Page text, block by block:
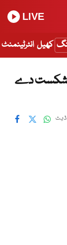
LIVE
کھیل انٹرٹینمنٹ
شکست دے